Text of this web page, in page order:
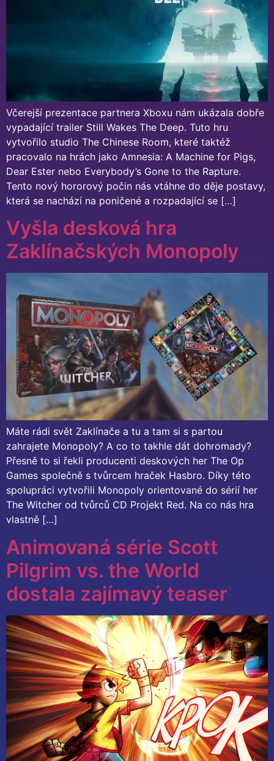
Včerejší prezentace partnera Xboxu nám ukázala dobře
vypadající trailer Still Wakes The Deep. Tuto hru
vytvořilo studio The Chinese Room, které taktéž
pracovalo na hrách jako Amnesia: A Machine for Pigs,
Dear Ester nebo Everybody’s Gone to the Rapture.
Tento nový hororový počin nás vtáhne do děje postavy,
která se nachází na poničené a rozpadající se […]
Vyšla desková hra
Zaklínačských Monopoly
Máte rádi svět Zaklínače a tu a tam si s partou
zahrajete Monopoly? A co to takhle dát dohromady?
Přesně to si řekli producenti deskových her The Op
Games společně s tvůrcem hraček Hasbro. Díky této
spolupráci vytvořili Monopoly orientované do sérií her
The Witcher od tvůrců CD Projekt Red. Na co nás hra
vlastně […]
Animovaná série Scott
Pilgrim vs. the World
dostala zajímavý teaser